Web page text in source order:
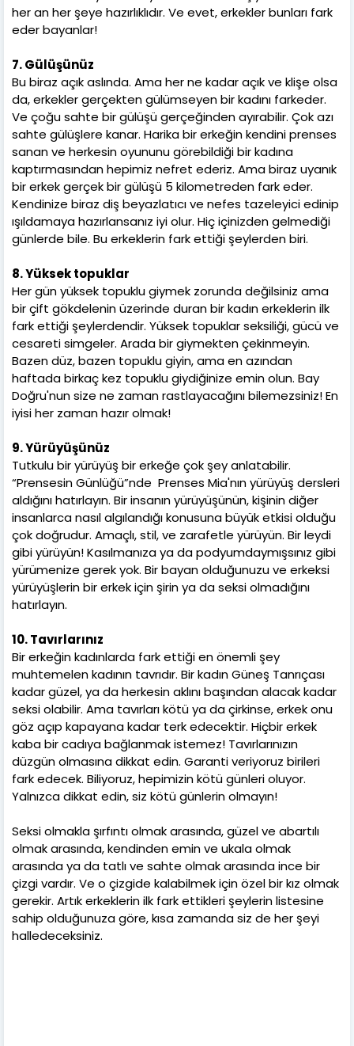
her an her şeye hazırlıklıdır. Ve evet, erkekler bunları fark
eder bayanlar!
7. Gülüşünüz
Bu biraz açık aslında. Ama her ne kadar açık ve klişe olsa
da, erkekler gerçekten gülümseyen bir kadını farkeder.
Ve çoğu sahte bir gülüşü gerçeğinden ayırabilir. Çok azı
sahte gülüşlere kanar. Harika bir erkeğin kendini prenses
sanan ve herkesin oyununu görebildiği bir kadına
kaptırmasından hepimiz nefret ederiz. Ama biraz uyanık
bir erkek gerçek bir gülüşü 5 kilometreden fark eder.
Kendinize biraz diş beyazlatıcı ve nefes tazeleyici edinip
ışıldamaya hazırlansanız iyi olur. Hiç içinizden gelmediği
günlerde bile. Bu erkeklerin fark ettiği şeylerden biri.
8. Yüksek topuklar
Her gün yüksek topuklu giymek zorunda değilsiniz ama
bir çift gökdelenin üzerinde duran bir kadın erkeklerin ilk
fark ettiği şeylerdendir. Yüksek topuklar seksiliği, gücü ve
cesareti simgeler. Arada bir giymekten çekinmeyin.
Bazen düz, bazen topuklu giyin, ama en azından
haftada birkaç kez topuklu giydiğinize emin olun. Bay
Doğru'nun size ne zaman rastlayacağını bilemezsiniz! En
iyisi her zaman hazır olmak!
9. Yürüyüşünüz
Tutkulu bir yürüyüş bir erkeğe çok şey anlatabilir.
“Prensesin Günlüğü”nde Prenses Mia'nın yürüyüş dersleri
aldığını hatırlayın. Bir insanın yürüyüşünün, kişinin diğer
insanlarca nasıl algılandığı konusuna büyük etkisi olduğu
çok doğrudur. Amaçlı, stil, ve zarafetle yürüyün. Bir leydi
gibi yürüyün! Kasılmanıza ya da podyumdaymışsınız gibi
yürümenize gerek yok. Bir bayan olduğunuzu ve erkeksi
yürüyüşlerin bir erkek için şirin ya da seksi olmadığını
hatırlayın.
10. Tavırlarınız
Bir erkeğin kadınlarda fark ettiği en önemli şey
muhtemelen kadının tavrıdır. Bir kadın Güneş Tanrıçası
kadar güzel, ya da herkesin aklını başından alacak kadar
seksi olabilir. Ama tavırları kötü ya da çirkinse, erkek onu
göz açıp kapayana kadar terk edecektir. Hiçbir erkek
kaba bir cadıya bağlanmak istemez! Tavırlarınızın
düzgün olmasına dikkat edin. Garanti veriyoruz birileri
fark edecek. Biliyoruz, hepimizin kötü günleri oluyor.
Yalnızca dikkat edin, siz kötü günlerin olmayın!
Seksi olmakla şırfıntı olmak arasında, güzel ve abartılı
olmak arasında, kendinden emin ve ukala olmak
arasında ya da tatlı ve sahte olmak arasında ince bir
çizgi vardır. Ve o çizgide kalabilmek için özel bir kız olmak
gerekir. Artık erkeklerin ilk fark ettikleri şeylerin listesine
sahip olduğunuza göre, kısa zamanda siz de her şeyi
halledeceksiniz.